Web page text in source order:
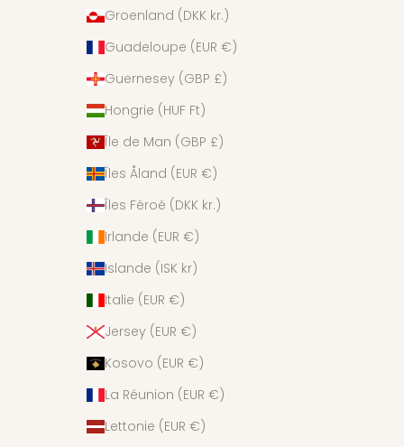
Groenland (DKK kr.)
Guadeloupe (EUR €)
Guernesey (GBP £)
Hongrie (HUF Ft)
Île de Man (GBP £)
Îles Åland (EUR €)
Îles Féroé (DKK kr.)
Irlande (EUR €)
Islande (ISK kr)
Italie (EUR €)
Jersey (EUR €)
Kosovo (EUR €)
La Réunion (EUR €)
Lettonie (EUR €)